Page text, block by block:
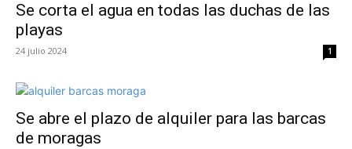
Se corta el agua en todas las duchas de las
playas
24 julio 2024 1
Se abre el plazo de alquiler para las barcas
de moragas